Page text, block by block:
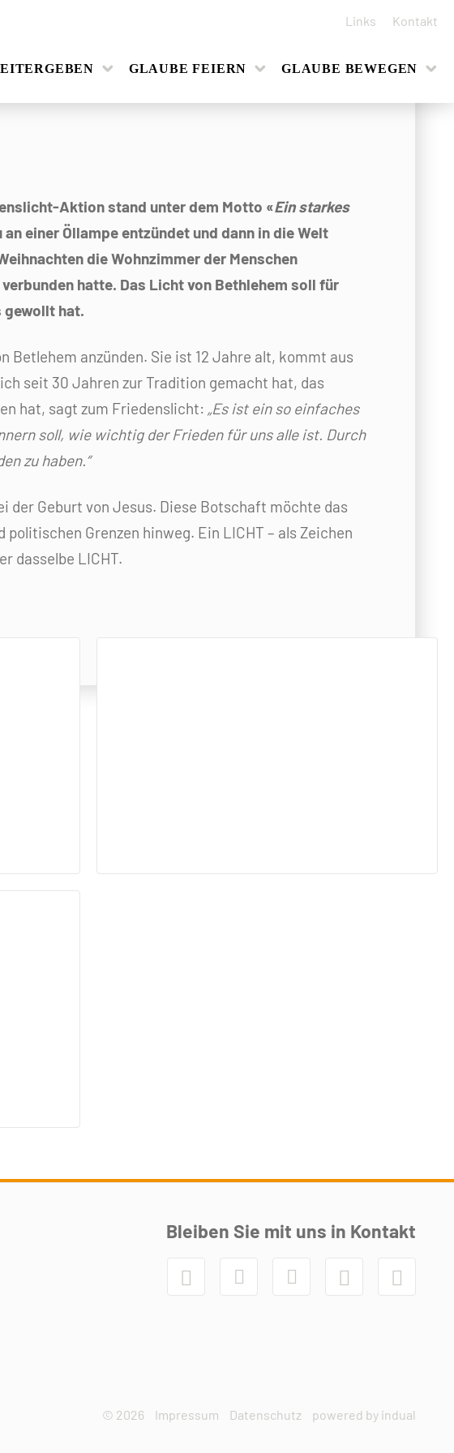
Links Kontakt
GLAUBE FEIERN GLAUBE BEWEGEN
Aktion stand unter dem Motto «Ein starkes
einer Öllampe entzündet und dann in die Welt
die Wohnzimmer der Menschen
hatte. Das Licht von Bethlehem soll für
gewollt hat.
anzünden. Sie ist 12 Jahre alt, kommt aus
seit 30 Jahren zur Tradition gemacht hat, das
hat, sagt zum Friedenslicht: „Es ist ein so einfaches
soll, wie wichtig der Frieden für uns alle ist. Durch
zu haben.“
der Geburt von Jesus. Diese Botschaft möchte das
Grenzen hinweg. Ein LICHT – als Zeichen
dasselbe LICHT.
Bleiben Sie mit uns in Kontakt
    
© 2026 Impressum Datenschutz powered by indual